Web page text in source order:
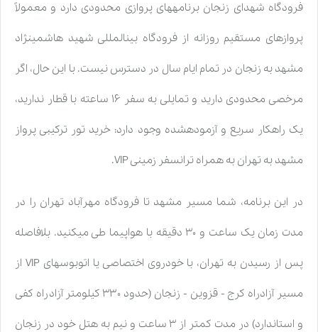
فرودگاه شهدای زنجان برنامههای پروازی محدودی دارد و معمولاً
پروازهای مستقیم روزانه از فرودگاه بینالمللی شهید هاشمینژاد
مشهد به زنجان در تمام ایام سال در دسترس نیست. با این حال، اگر
مرخصی محدودی دارید و تمایلی به سفر ۱۶ ساعته با قطار ندارید،
یک راهکار سریع و آزمودهشده وجود دارد: خرید تور ترکیبی پرواز
مشهد به تهران به همراه ترانسفر زمینی VIP.
در این برنامه، شما مسیر مشهد تا فرودگاه مهرآباد تهران را در
مدت زمان یک ساعت و ۳۰ دقیقه با هواپیما طی میکنید. بلافاصله
پس از رسیدن به تهران، با خودروی اختصاصی یا اتوبوسهای VIP از
مسیر آزادراه کرج - قزوین - زنجان (حدود ۳۳۰ کیلومتر آزادراه کفی
و استاندارد) در مدت کمتر از ۳ ساعت و نیم به هتل خود در زنجان